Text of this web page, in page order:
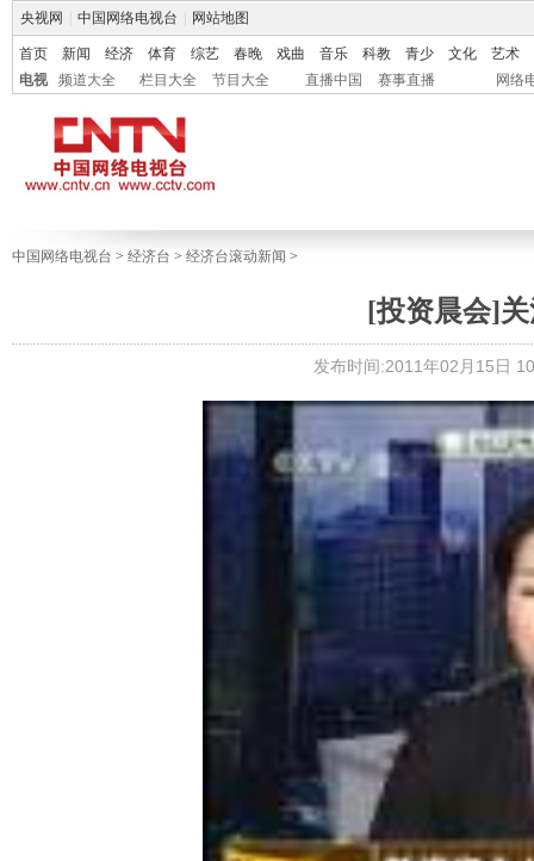
央视网 中国网络电视台 网站地图
首页 新闻 经济 体育 综艺 春晚 戏曲 音乐 科教 青少 文化
艺术
电视
频道大全 栏目大全 节目大全 直播中国 赛事直播 网络
中国网络电视台 > 经济台 > 经济台滚动新闻 >
[投资晨会]
发布时间:2011年02月15日